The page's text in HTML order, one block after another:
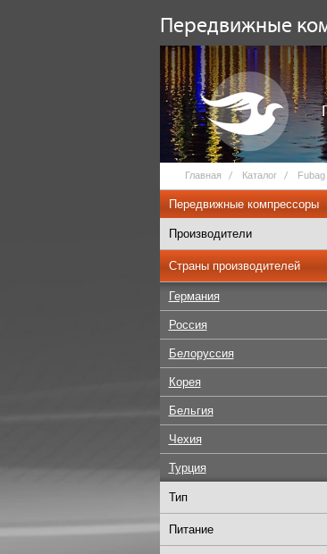
Передвижные
Главная Каталог Fubag
Передвижные компрессоры
Производители
Страны производителей
Германия
Россия
Белоруссия
Корея
Бельгия
Чехия
Турция
Тип
Питание